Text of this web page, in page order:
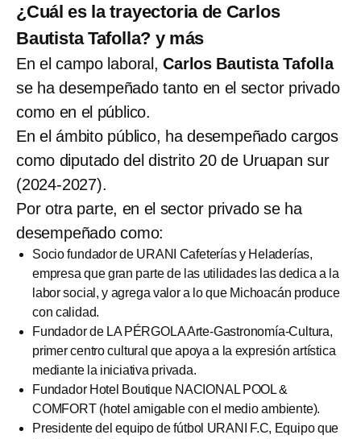
¿Cuál es la trayectoria de Carlos
Bautista Tafolla? y más
En el campo laboral,Carlos Bautista Tafolla
se ha desempeñado tanto en el sector privado
como en el público.
En el ámbito público, ha desempeñado cargos
como diputado del distrito 20 de Uruapan sur
(2024-2027).
Por otra parte, en el sector privado se ha
desempeñado como:
Socio fundador de URANI Cafeterías y Heladerías,
empresa que gran parte de las utilidades las dedica a la
labor social, y agrega valor a lo que Michoacán produce
con calidad.
Fundador de LA PÉRGOLA Arte-Gastronomía-Cultura,
primer centro cultural que apoya a la expresión artística
mediante la iniciativa privada.
Fundador Hotel Boutique NACIONAL POOL &
COMFORT (hotel amigable con el medio ambiente).
Presidente del equipo de fútbol URANI F.C, Equipo que